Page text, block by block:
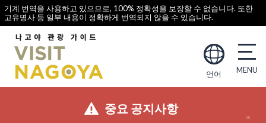
기계 번역을 사용하고 있으므로, 100% 정확성을 보장할 수 없습니다. 또한
고유명사 등 일부 내용이 정확하게 번역되지 않을 수 있습니다.
언어
중요 공지사항